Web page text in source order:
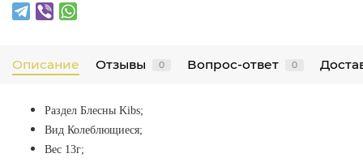
Описание Отзывы 0 Вопрос-ответ 0
Раздел Блесны Kibs;
Вид Колеблющиеся;
Вес 13г;